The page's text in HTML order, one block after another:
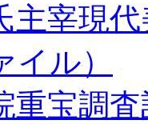
主宰現
イル）
重宝調